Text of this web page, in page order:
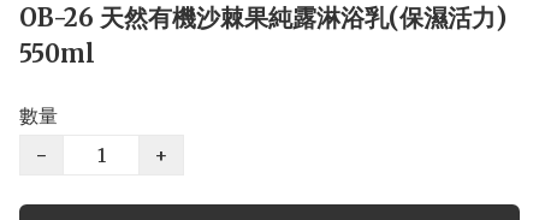
OB-26 天然有機沙棘果純露淋浴乳(保濕活力)
550ml
數量
−
+